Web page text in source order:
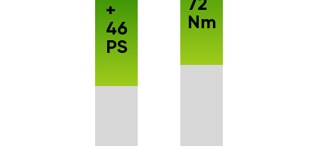
+
46
PS
72
Nm